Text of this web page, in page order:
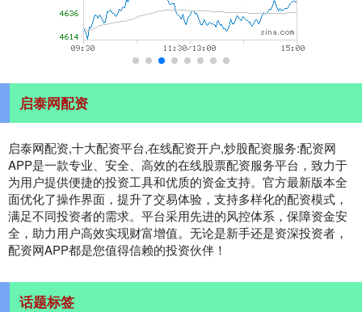
启泰网配资
启泰网配资,十大配资平台,在线配资开户,炒股配资服务:配资网
APP是一款专业、安全、高效的在线股票配资服务平台，致力于
为用户提供便捷的投资工具和优质的资金支持。官方最新版本全
面优化了操作界面，提升了交易体验，支持多样化的配资模式，
满足不同投资者的需求。平台采用先进的风控体系，保障资金安
全，助力用户高效实现财富增值。无论是新手还是资深投资者，
配资网APP都是您值得信赖的投资伙伴！
话题标签